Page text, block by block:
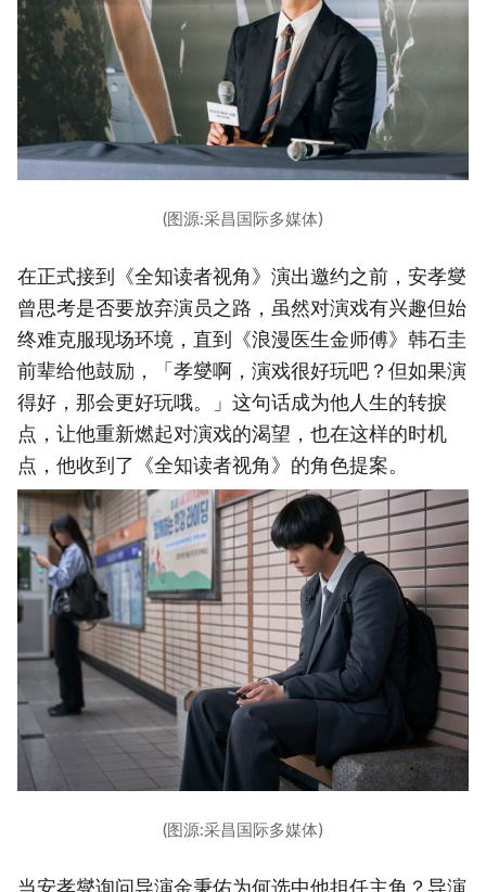
(图源:采昌国际多媒体)
在正式接到《全知读者视角》演出邀约之前，安孝燮
曾思考是否要放弃演员之路，虽然对演戏有兴趣但始
终难克服现场环境，直到《浪漫医生金师傅》韩石圭
前辈给他鼓励，「孝燮啊，演戏很好玩吧？但如果演
得好，那会更好玩哦。」这句话成为他人生的转捩
点，让他重新燃起对演戏的渴望，也在这样的时机
点，他收到了《全知读者视角》的角色提案。
(图源:采昌国际多媒体)
当安孝燮询问导演金秉佑为何选中他担任主角？导演